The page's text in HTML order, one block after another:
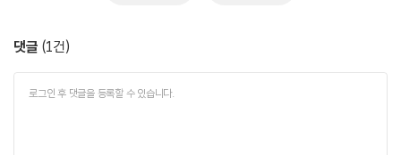
댓글 (1건)